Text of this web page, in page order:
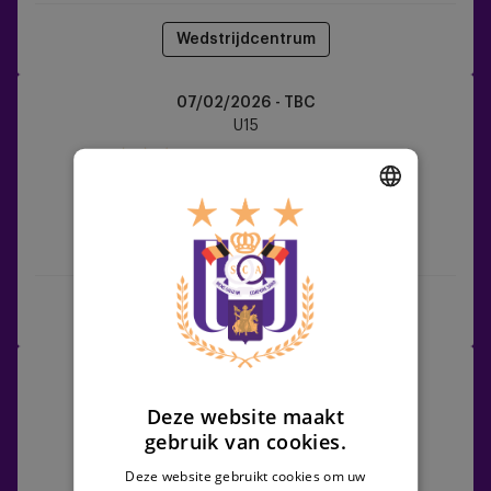
Wedstrijdcentrum
07/02/2026 - TBC
U15
Sporting Charleroi
Wedstrijdcentrum
Deze website maakt
gebruik van cookies.
Deze website gebruikt cookies om uw